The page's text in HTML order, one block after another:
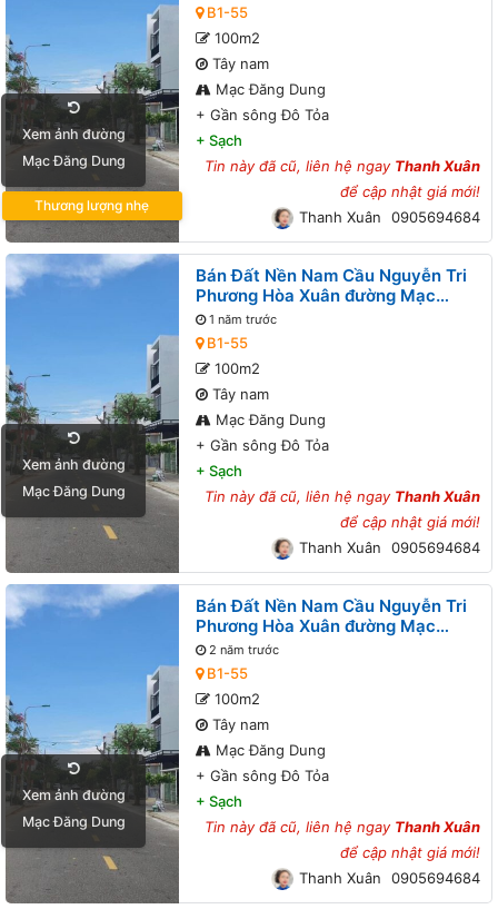
Xem ảnh đường
Mạc Đăng Dung
Thương lượng nhẹ
Đô Tỏa
B1-55
100m2
Tây nam
Mạc Đăng Dung
+ Gần sông Đô Tỏa
+ Sạch
Tin này đã cũ, liên hệ ngay Thanh Xuân
để cập nhật giá mới!
Thanh Xuân
0905694684
Xem ảnh đường
Mạc Đăng Dung
Bán Đất Nền Nam Cầu Nguyễn Tri
Phương Hòa Xuân đường Mạc
Đăng Dung B1-55 lô 1x - Gần sông
Đô Tỏa
1 năm trước
B1-55
100m2
Tây nam
Mạc Đăng Dung
+ Gần sông Đô Tỏa
+ Sạch
Tin này đã cũ, liên hệ ngay Thanh Xuân
để cập nhật giá mới!
Thanh Xuân
0905694684
Xem ảnh đường
Mạc Đăng Dung
Bán Đất Nền Nam Cầu Nguyễn Tri
Phương Hòa Xuân đường Mạc
Đăng Dung B1-55 lô x - Gần sông
Đô Tỏa
2 năm trước
B1-55
100m2
Tây nam
Mạc Đăng Dung
+ Gần sông Đô Tỏa
+ Sạch
Tin này đã cũ, liên hệ ngay Thanh Xuân
để cập nhật giá mới!
Thanh Xuân
0905694684